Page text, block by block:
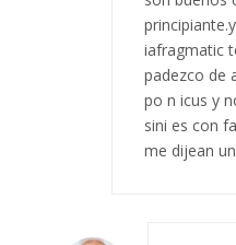
iafragmatic
padezco de
po n icus y
sini es con
me dijean